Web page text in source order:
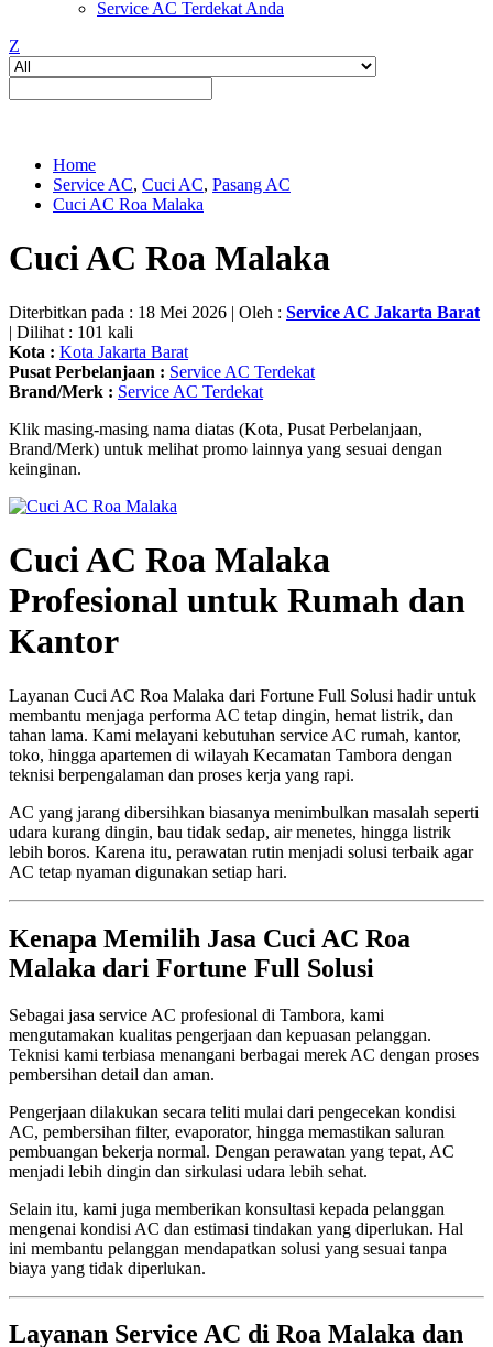
Service AC Terdekat Anda
Z
Home
Service AC, Cuci AC, Pasang AC
Cuci AC Roa Malaka
Cuci AC Roa Malaka
Diterbitkan pada : 18 Mei 2026 | Oleh : Service AC Jakarta Barat
| Dilihat : 101 kali
Kota : Kota Jakarta Barat
Pusat Perbelanjaan : Service AC Terdekat
Brand/Merk : Service AC Terdekat
Klik masing-masing nama diatas (Kota, Pusat Perbelanjaan,
Brand/Merk) untuk melihat promo lainnya yang sesuai dengan
keinginan.
Cuci AC Roa Malaka
Profesional untuk Rumah dan
Kantor
Layanan Cuci AC Roa Malaka dari Fortune Full Solusi hadir untuk
membantu menjaga performa AC tetap dingin, hemat listrik, dan
tahan lama. Kami melayani kebutuhan service AC rumah, kantor,
toko, hingga apartemen di wilayah Kecamatan Tambora dengan
teknisi berpengalaman dan proses kerja yang rapi.
AC yang jarang dibersihkan biasanya menimbulkan masalah seperti
udara kurang dingin, bau tidak sedap, air menetes, hingga listrik
lebih boros. Karena itu, perawatan rutin menjadi solusi terbaik agar
AC tetap nyaman digunakan setiap hari.
Kenapa Memilih Jasa Cuci AC Roa
Malaka dari Fortune Full Solusi
Sebagai jasa service AC profesional di Tambora, kami
mengutamakan kualitas pengerjaan dan kepuasan pelanggan.
Teknisi kami terbiasa menangani berbagai merek AC dengan proses
pembersihan detail dan aman.
Pengerjaan dilakukan secara teliti mulai dari pengecekan kondisi
AC, pembersihan filter, evaporator, hingga memastikan saluran
pembuangan bekerja normal. Dengan perawatan yang tepat, AC
menjadi lebih dingin dan sirkulasi udara lebih sehat.
Selain itu, kami juga memberikan konsultasi kepada pelanggan
mengenai kondisi AC dan estimasi tindakan yang diperlukan. Hal
ini membantu pelanggan mendapatkan solusi yang sesuai tanpa
biaya yang tidak diperlukan.
Layanan Service AC di Roa Malaka dan